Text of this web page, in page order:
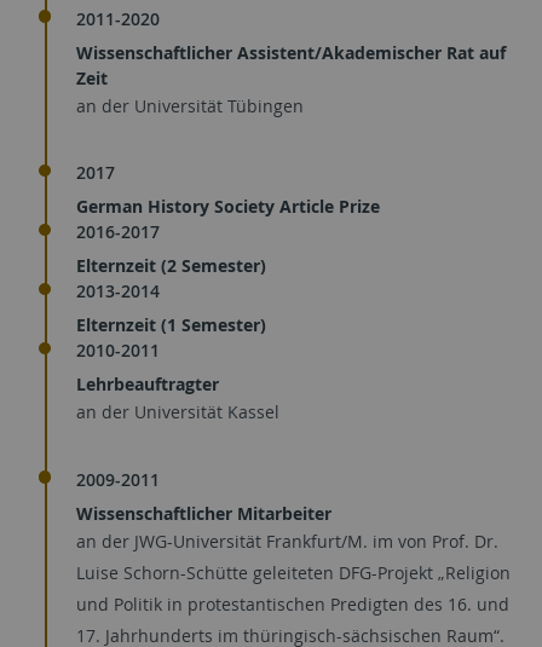
2011-2020
Wissenschaftlicher Assistent/Akademischer Rat auf
Zeit
an der Universität Tübingen
2017
German History Society Article Prize
2016-2017
Elternzeit (2 Semester)
2013-2014
Elternzeit (1 Semester)
2010-2011
Lehrbeauftragter
an der Universität Kassel
2009-2011
Wissenschaftlicher Mitarbeiter
an der JWG-Universität Frankfurt/M. im von Prof. Dr.
Luise Schorn-Schütte geleiteten DFG-Projekt „Religion
und Politik in protestantischen Predigten des 16. und
17. Jahrhunderts im thüringisch-sächsischen Raum“.